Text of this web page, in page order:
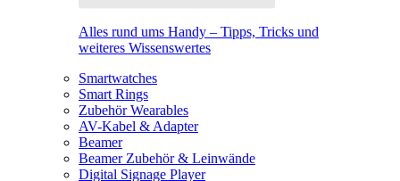
Alles rund ums Handy – Tipps, Tricks und
weiteres Wissenswertes
Smartwatches
Smart Rings
Zubehör Wearables
AV-Kabel & Adapter
Beamer
Beamer Zubehör & Leinwände
Digital Signage Player